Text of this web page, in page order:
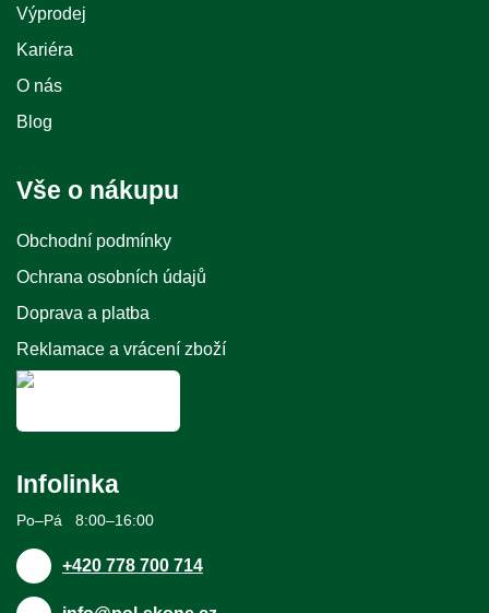
Výprodej
Kariéra
O nás
Blog
Vše o nákupu
Obchodní podmínky
Ochrana osobních údajů
Doprava a platba
Reklamace a vrácení zboží
Infolinka
Po–Pá 8:00–16:00
+420 778 700 714